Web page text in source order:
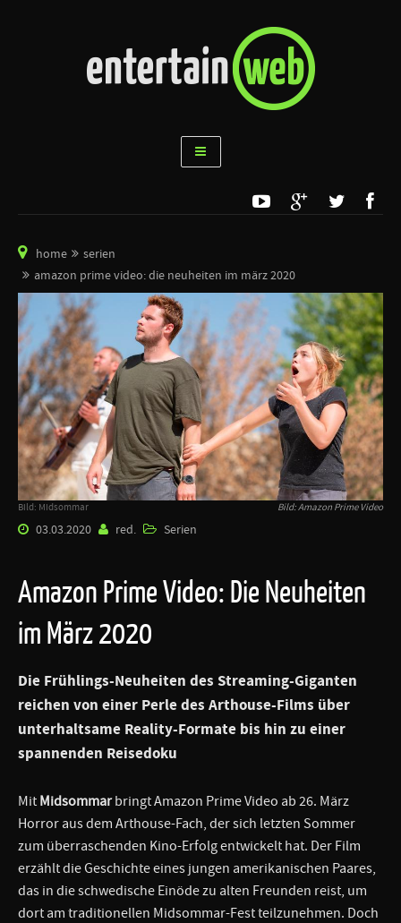
home
serien
amazon prime video: die neuheiten im märz 2020
Bild: Midsommar Bild: Amazon Prime Video
03.03.2020 red. Serien
Amazon Prime Video: Die Neuheiten
im März 2020
Die Frühlings-Neuheiten des Streaming-Giganten
reichen von einer Perle des Arthouse-Films über
unterhaltsame Reality-Formate bis hin zu einer
spannenden Reisedoku
Mit Midsommarbringt Amazon Prime Video ab 26. März
Horror aus dem Arthouse-Fach, der sich letzten Sommer
zum überraschenden Kino-Erfolg entwickelt hat. Der Film
erzählt die Geschichte eines jungen amerikanischen Paares,
das in die schwedische Einöde zu alten Freunden reist, um
dort am traditionellen Midsommar-Fest teilzunehmen. Doch